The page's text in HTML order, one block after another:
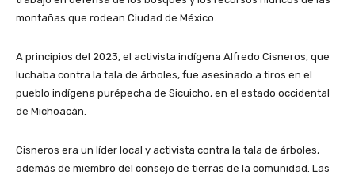
montañas que rodean Ciudad de México.
A principios del 2023, el activista indígena Alfredo Cisneros, que
luchaba contra la tala de árboles, fue asesinado a tiros en el
pueblo indígena purépecha de Sicuicho, en el estado occidental
de Michoacán.
Cisneros era un líder local y activista contra la tala de árboles,
además de miembro del consejo de tierras de la comunidad. Las